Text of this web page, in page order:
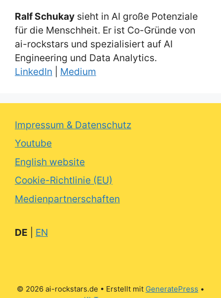
Ralf Schukay sieht in AI große Potenziale
für die Menschheit. Er ist Co-Gründe von
ai-rockstars und spezialisiert auf AI
Engineering und Data Analytics.
LinkedIn
Medium
Impressum & Datenschutz
Youtube
English website
Cookie-Richtlinie (EU)
Medienpartnerschaften
DE EN
© 2026 ai-rockstars.de • Erstellt mit GeneratePress •